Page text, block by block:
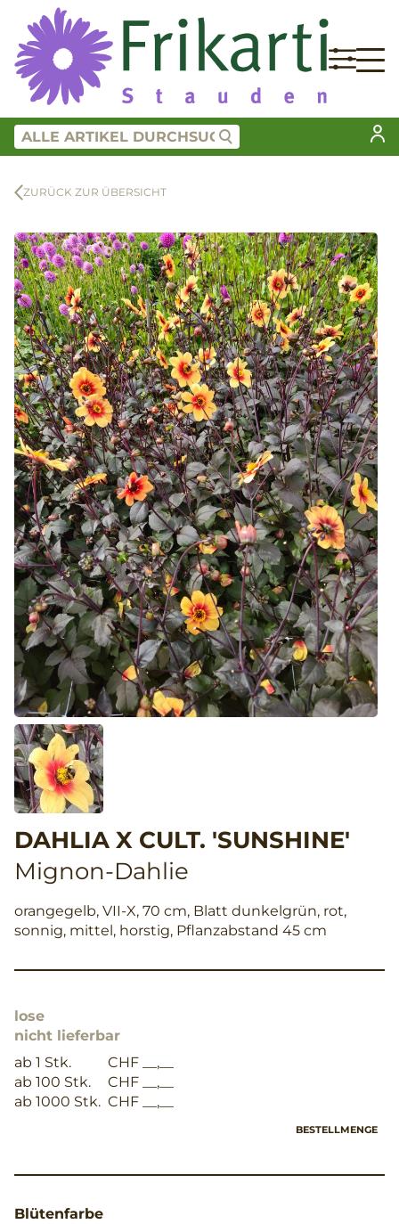
ZURÜCK ZUR ÜBERSICHT
DAHLIA X CULT. 'SUNSHINE'
Mignon-Dahlie
orangegelb, VII-X, 70 cm, Blatt dunkelgrün, rot,
sonnig, mittel, horstig, Pflanzabstand 45 cm
lose
nicht lieferbar
ab 1 Stk.
CHF __,__
ab 100 Stk.
CHF __,__
ab 1000 Stk. CHF __,__
BESTELLMENGE
Blütenfarbe